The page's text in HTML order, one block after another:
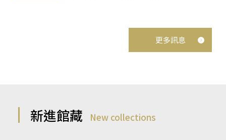
更多訊息
新進館藏 New collections